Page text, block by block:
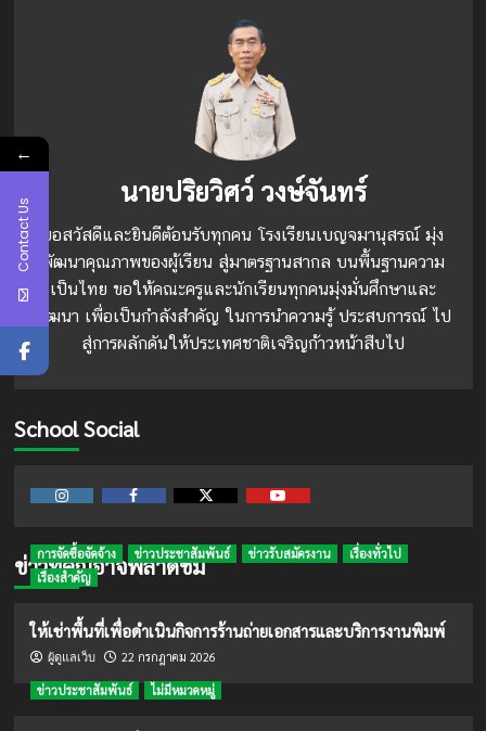
บรม
บพิตร
วัน
ชาติ
วัน
5
นายปริยวิศว์ วงษ์จันทร์
ขอสวัสดีและยินดีต้อนรับทุกคน โรงเรียนเบญจมานุสรณ์ มุ่ง
พัฒนาคุณภาพของผู้เรียน สู่มาตรฐานสากล บนพื้นฐานความ
เป็นไทย ขอให้คณะครูและนักเรียนทุกคนมุ่งมั่นศึกษาและ
พัฒนา เพื่อเป็นกำลังสำคัญ ในการนำความรู้ ประสบการณ์ ไป
สู่การผลักดันให้ประเทศชาติเจริญก้าวหน้าสืบไป
School Social
ข่าวที่คุณอาจพลาดชม
การจัดซื้อจัดจ้าง ข่าวประชาสัมพันธ์ ข่าวรับสมัครงาน
เรื่องทั่วไป
เรื่องสำคัญ
ให้เช่าพื้นที่เพื่อดำเนินกิจการร้านถ่ายเอกสารและบริการงานพิมพ์
ผู้ดูแลเว็บ 22 กรกฎาคม 2026
ข่าวประชาสัมพันธ์ ไม่มีหมวดหมู่
←
Contact Us